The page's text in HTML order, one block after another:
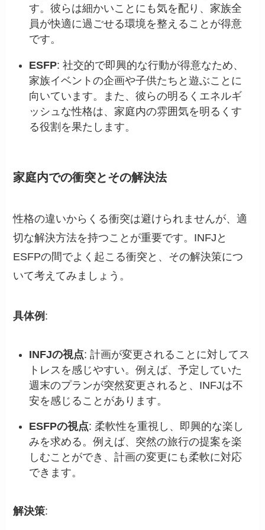
す。彼らは細かいことにも気を配り、家族全
員が快適に過ごせる環境を整えることが得意
です。
ESFP: 社交的で即興的な行動が得意なため、
家族イベントの企画や子供たちと遊ぶことに
向いています。また、彼らの明るくエネルギ
ッシュな性格は、家庭内の雰囲気を明るくす
る役割を果たします。
家庭内での衝突とその解決法
性格の違いからくる衝突は避けられませんが、適
切な解決方法を持つことが重要です。INFJと
ESFPの間でよく起こる衝突と、その解決策につ
いて考えてみましょう。
具体例 :
INFJの視点: 計画が変更されることに対してス
トレスを感じやすい。例えば、予定していた
週末のプランが突然変更されると、INFJは不
安を感じることがあります。
ESFPの視点: 柔軟性を重視し、即興的な楽し
みを求める。例えば、突然の旅行の提案を楽
しむことができ、計画の変更にも柔軟に対応
できます。
解決策: